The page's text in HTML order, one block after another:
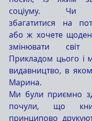
соціуму. Чи
збагатитися на
або ж хочете
змінювати
Прикладом цього і
видавництво, в
Марина.
Ми були приємно
почули, що
принципово